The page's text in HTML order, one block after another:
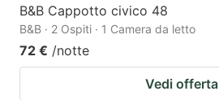
B&B Cappotto civico 48
B&B · 2 Ospiti · 1 Camera da letto
72 € /notte
Vedi offerta